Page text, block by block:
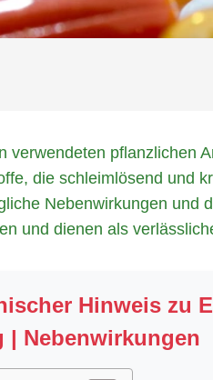
verwendeten pflanzlichen
die schleimlösend und
Nebenwirkungen
und dienen als
Hinweis zu
| Nebenwirkungen